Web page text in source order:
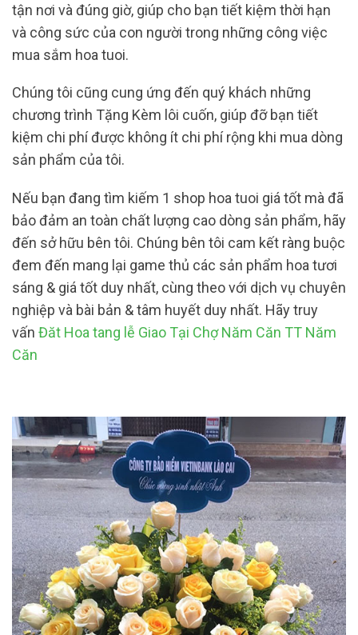
tận nơi và đúng giờ, giúp cho bạn tiết kiệm thời hạn
và công sức của con người trong những công việc
mua sắm hoa tuoi.
Chúng tôi cũng cung ứng đến quý khách những
chương trình Tặng Kèm lôi cuốn, giúp đỡ bạn tiết
kiệm chi phí được không ít chi phí rộng khi mua dòng
sản phẩm của tôi.
Nếu bạn đang tìm kiếm 1 shop hoa tuoi giá tốt mà đã
bảo đảm an toàn chất lượng cao dòng sản phẩm, hãy
đến sở hữu bên tôi. Chúng bên tôi cam kết ràng buộc
đem đến mang lại game thủ các sản phẩm hoa tươi
sáng & giá tốt duy nhất, cùng theo với dịch vụ chuyên
nghiệp và bài bản & tâm huyết duy nhất. Hãy truy
vấn Đăt Hoa tang lễ Giao Tại Chợ Năm Căn TT Năm
Căn